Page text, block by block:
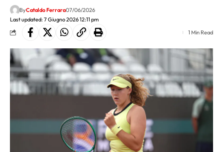
Last updated: 7 Giugno 2026 12:11 pm
ByCataldo Ferrara07/06/2026
1 Min Read